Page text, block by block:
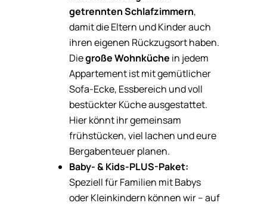
getrennten Schlafzimmern,
damit die Eltern und Kinder auch
ihren eigenen Rückzugsort haben.
Diegroße Wohnküche in jedem
Appartement ist mit gemütlicher
Sofa-Ecke, Essbereich und voll
bestückter Küche ausgestattet.
Hier könnt ihr gemeinsam
frühstücken, viel lachen und eure
Bergabenteuer planen.
Baby- & Kids-PLUS-Paket:
Speziell für Familien mit Babys
oder Kleinkindern können wir – auf